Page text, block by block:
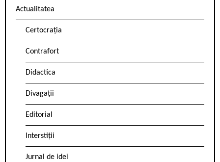
Actualitatea
Certocrația
Contrafort
Didactica
Divagații
Editorial
Interstiții
Jurnal de idei